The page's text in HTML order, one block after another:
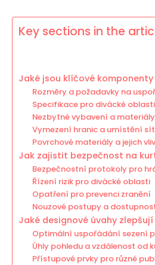
Key sections in the
Jaké jsou klíčové
Rozměry a požadavky na
Specifikace pro divácké oblasti
Nezbytné vybavení a materiály
Vymezení hranic a umístění
Povrchové materiály a jejich
Jak zajistit bezpečnost na
Bezpečnostní protokoly pro
Řízení rizik pro divácké oblasti
Opatření pro prevenci zranění
Nouzové postupy a
Jaké designové úvahy
Optimální uspořádání sezení
Úhly pohledu a vzdálenost od
Přístupové prvky pro různé